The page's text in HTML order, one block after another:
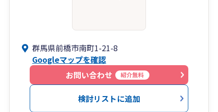
群馬県前橋市南町1-21-8
Googleマップを確認
お問い合わせ
紹介無料
検討リストに追加